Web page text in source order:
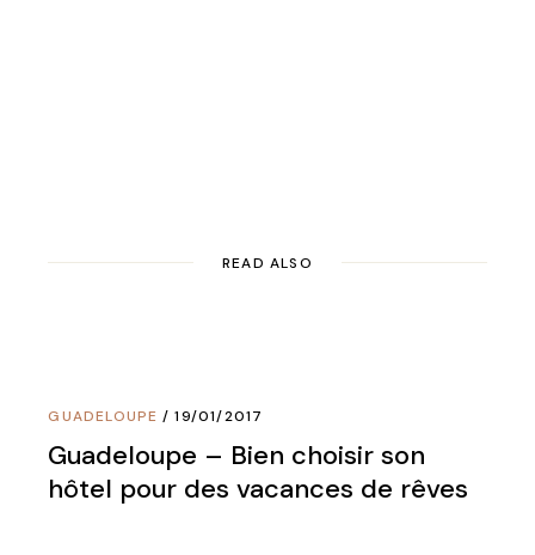
READ ALSO
GUADELOUPE 19/01/2017
Guadeloupe – Bien choisir son
hôtel pour des vacances de rêves